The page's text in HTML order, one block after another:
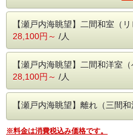
※当日の仕入れ状
※２階お食事処
※朝食は和定食
※お子様も含め
までご連絡下さ
◇当館は鯖を含
ため、前日や当
絡下さいませ。
■小学生のお子様
前菜、椀物、造り
御飯、留椀、香物
［内容一例］
チキンライス ワ
コロッケ・ハンバ
ーンスープ 茶碗
2. STAYNAVIふる
手続き＆決済（ク
3. チェックイン当
（印刷もしくはス
旬彩会席 牛の陶
乾 杯：季節の食前
【瀬戸内海眺望】二間和室（
28,100円～ /人
【瀬戸内海眺望】二間和洋室
28,100円～ /人
【瀬戸内海眺望】離れ（三間
※料金は消費税込み価格です。